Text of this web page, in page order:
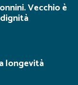
Vecchio è
longevità